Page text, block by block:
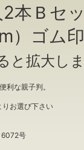
2本Ｂ
）ゴム
と拡大し
利な親子判。
お選び下さい
号